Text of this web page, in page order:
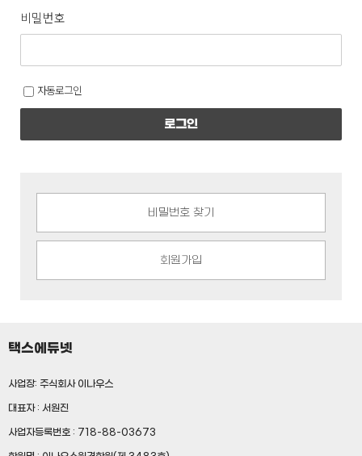
비밀번호
자동로그인
로그인
비밀번호 찾기
회원가입
택스에듀넷
사업장: 주식회사 이나우스
대표자 : 서원진
사업자등록번호 : 718-88-03673